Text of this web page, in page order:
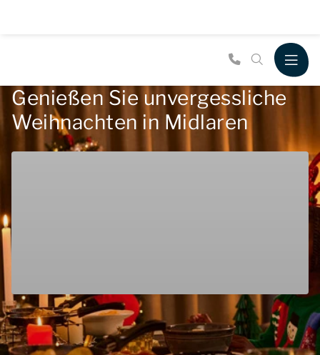
Genießen Sie unvergessliche
Weihnachten in Midlaren